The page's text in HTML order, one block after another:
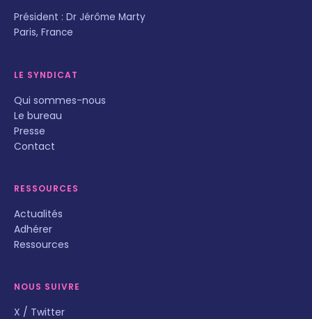
Président : Dr Jérôme Marty
Paris, France
LE SYNDICAT
Qui sommes-nous
Le bureau
Presse
Contact
RESSOURCES
Actualités
Adhérer
Ressources
NOUS SUIVRE
X / Twitter